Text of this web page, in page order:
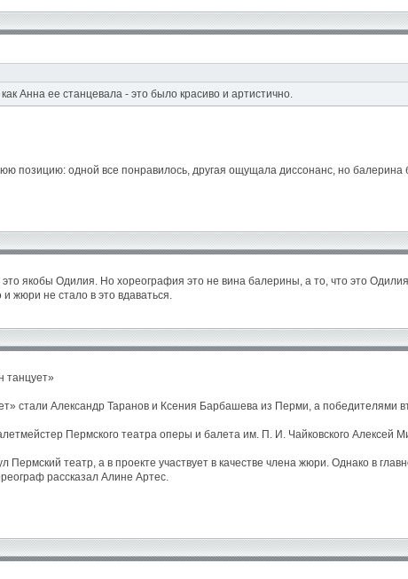
Анна ее станцевала - это было красиво и артистично.
позицию: одной все понравилось, другая ощущала диссонанс, но балерина
якобы Одилия. Но хореография это не вина балерины, а то, что это
жюри не стало в это вдаваться.
танцует»
стали Александр Таранов и Ксения Барбашева из Перми, а победителями
Пермского театра оперы и балета им. П. И. Чайковского Алексей
Пермский театр, а в проекте участвует в качестве члена жюри. Однако в
рассказал Алине Артес.